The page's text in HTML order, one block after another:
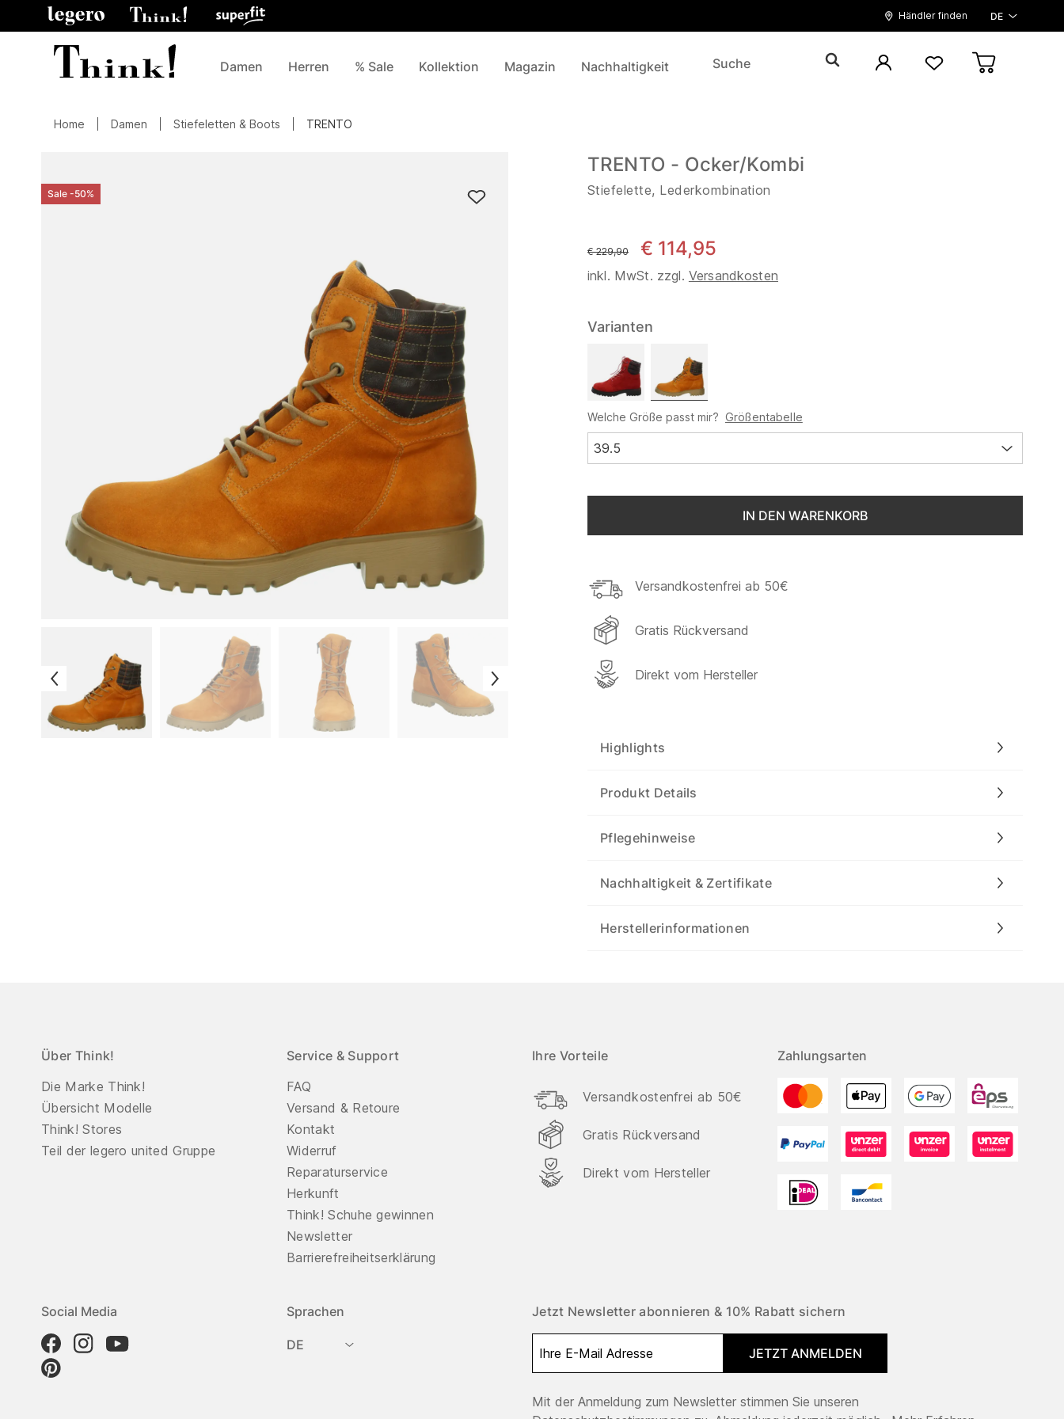
Händler finden DE
Damen Herren % Sale Kollektion Magazin Nachhaltigkeit
Home Damen Stiefeletten & Boots TRENTO
Sale -50%
TRENTO - Ocker/Kombi
Stiefelette, Lederkombination
statt
€ 229,90 € 114,95
inkl. MwSt. zzgl. Versandkosten
Varianten
Welche Größe passt mir? Größentabelle
39.5
IN DEN WARENKORB
Versandkostenfrei ab 50€
Gratis Rückversand
Direkt vom Hersteller
Highlights
Produkt Details
Pflegehinweise
Nachhaltigkeit & Zertifikate
Herstellerinformationen
Über Think!
Die Marke Think!
Übersicht Modelle
Think! Stores
Teil der legero united Gruppe
Service & Support
FAQ
Versand & Retoure
Kontakt
Widerruf
Reparaturservice
Herkunft
Think! Schuhe gewinnen
Newsletter
Barrierefreiheitserklärung
Ihre Vorteile
Versandkostenfrei ab 50€
Gratis Rückversand
Direkt vom Hersteller
Zahlungsarten
Social Media Sprachen
DE
Jetzt Newsletter abonnieren & 10% Rabatt sichern
JETZT ANMELDEN
Mit der Anmeldung zum Newsletter stimmen Sie unseren